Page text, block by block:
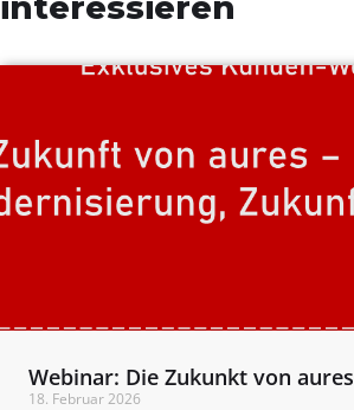
Webinar: Die Zukunkt von aures
18. Februar 2026